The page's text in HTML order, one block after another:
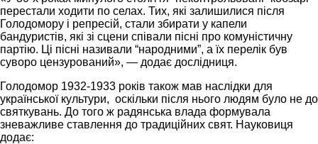
перестали ходити по селах. Тих, які залишилися після
Голодомору і репресій, стали збирати у капели
бандуристів, які зі сцени співали пісні про комуністичну
партію. Ці пісні називали “народними”, а їх перелік був
суворо цензурований», — додає дослідниця.
Голодомор 1932-1933 років також мав наслідки для
української культури, оскільки після нього людям було не до
святкувань. До того ж радянська влада формувала
зневажливе ставлення до традиційних свят. Науковиця
додає: